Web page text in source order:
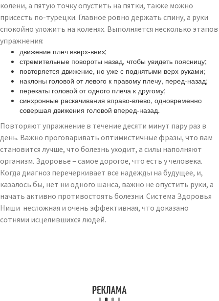
колени, а пятую точку опустить на пятки, также можно
присесть по-турецки. Главное ровно держать спину, а руки
спокойно уложить на коленях. Выполняется несколько этапов
упражнения:
движение плеч вверх-вниз;
стремительные повороты назад, чтобы увидеть поясницу;
повторяется движение, но уже с поднятыми верх руками;
наклоны головой от левого к правому плечу, перед-назад;
перекаты головой от одного плеча к другому;
синхронные раскачивания вправо-влево, одновременно
совершая движения головой вперед-назад.
Повторяют упражнение в течение десяти минут пару раз в
день. Важно проговаривать оптимистичные фразы, что вам
становится лучше, что болезнь уходит, а силы наполняют
организм. Здоровье – самое дорогое, что есть у человека.
Когда диагноз перечеркивает все надежды на будущее, и,
казалось бы, нет ни одного шанса, важно не опустить руки, а
начать активно противостоять болезни. Система Здоровья
Ниши несложная и очень эффективная, что доказано
сотнями исцелившихся людей.